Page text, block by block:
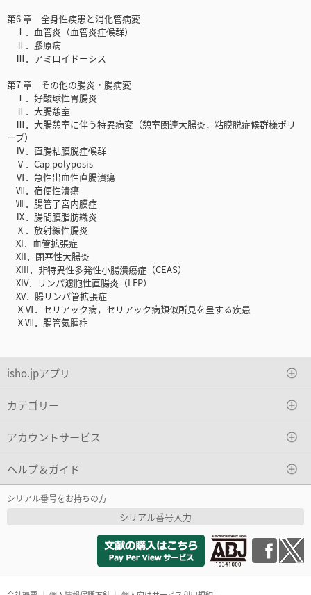
第6 章 全身性疾患と消化管病変
Ⅰ．血管炎（血管炎症候群）
Ⅱ．膠原病
Ⅲ．アミロイドーシス
第7 章 その他の腸炎・腸病変
Ⅰ．好酸球性胃腸炎
Ⅱ．大腸憩室
Ⅲ．大腸憩室に伴う特異病変（憩室関連大腸炎，粘膜脱症候群様ポリ
ープ）
Ⅳ．直腸粘膜脱症候群
Ⅴ．Cap polyposis
Ⅵ．急性出血性直腸潰瘍
Ⅶ．宿便性潰瘍
Ⅷ．腸管子宮内膜症
Ⅸ．腸間膜脂肪織炎
Ⅹ．放射線性腸炎
XI．血管拡張症
XII．閉塞性大腸炎
XIII．非特異性多発性小腸潰瘍症（CEAS）
XIV．リンパ濾胞性直腸炎（LFP）
XV．腸リンパ管拡張症
ⅩⅥ．セリアック病，セリアック病類似所見を呈する疾患
ⅩⅦ．腸管気腫症
isho.jpアプリ
カテゴリー
アカウントサービス
ヘルプ＆ガイド
シリアル番号をお持ちの方
シリアル番号入力